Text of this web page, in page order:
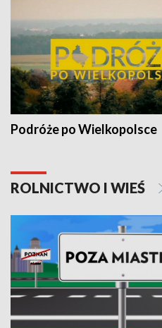
Podróże po Wielkopolsce
ROLNICTWO I WIEŚ